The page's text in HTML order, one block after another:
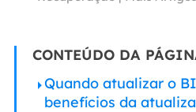
CONTEÚDO DA
Quando atualizar o
benefícios da